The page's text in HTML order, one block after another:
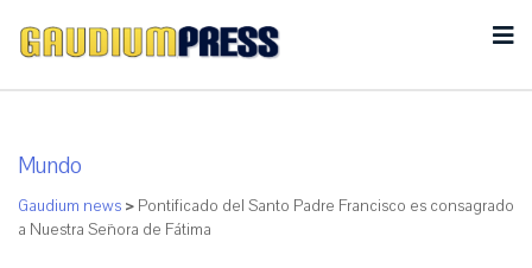
Mundo
Gaudium news > Pontificado del Santo Padre Francisco es consagrado
a Nuestra Señora de Fátima